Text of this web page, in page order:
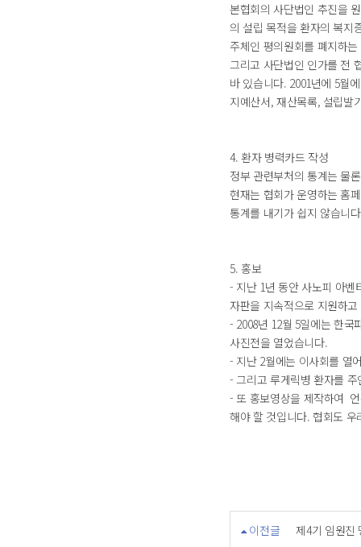
본협회의 사단법인 추진을
의 설립 목적을 환자의 복지
주체인 평의원회를 폐지하
그리고 사단법인 인가를 전
바 있습니다. 2001년에 5월
지예산서, 재산목록, 설립발
4. 환자 병력카드 작성
정부 관련부처의 통계는 물
현재는 협회가 운영하는 홈
통계를 내기가 쉽지 않습니
5. 홍보
- 지난 1년 동안 사노피 아벤
자판을 지속적으로 지원하
- 2008년 12월 5일에는 한
사진전을 열었습니다.
- 지난 2월에는 이사회를 열
- 그리고 루게릭병 환자를
- 또 홍보영상을 제작하여
해야 할 것입니다. 협회도
이전글 제4기 임원진